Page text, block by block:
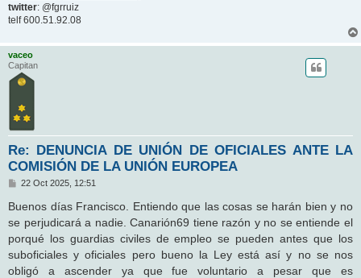
twitter: @fgrruiz
telf 600.51.92.08
vaceo
Capitan
Re: DENUNCIA DE UNIÓN DE OFICIALES ANTE LA
COMISIÓN DE LA UNIÓN EUROPEA
M
n
a
e
22 Oct 2025, 12:51
Buenos días Francisco. Entiendo que las cosas se harán bien y no
se perjudicará a nadie. Canarión69 tiene razón y no se entiende el
porqué los guardias civiles de empleo se pueden antes que los
suboficiales y oficiales pero bueno la Ley está así y no se nos
obligó a ascender ya que fue voluntario a pesar que es